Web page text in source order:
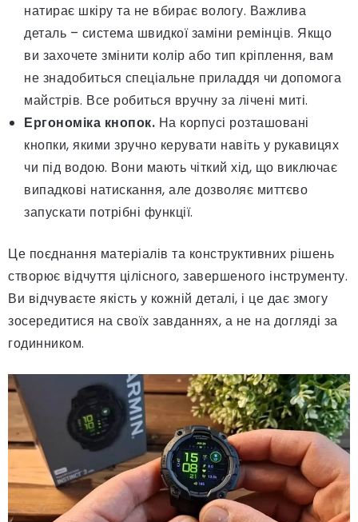
натирає шкіру та не вбирає вологу. Важлива
деталь – система швидкої заміни ремінців. Якщо
ви захочете змінити колір або тип кріплення, вам
не знадобиться спеціальне приладдя чи допомога
майстрів. Все робиться вручну за лічені миті.
Ергономіка кнопок. На корпусі розташовані
кнопки, якими зручно керувати навіть у рукавицях
чи під водою. Вони мають чіткий хід, що виключає
випадкові натискання, але дозволяє миттєво
запускати потрібні функції.
Це поєднання матеріалів та конструктивних рішень
створює відчуття цілісного, завершеного інструменту.
Ви відчуваєте якість у кожній деталі, і це дає змогу
зосередитися на своїх завданнях, а не на догляді за
годинником.